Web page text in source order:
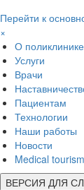
Перейти к
×
О поликлинике
Услуги
Врачи
Пациентам
Технологии
Наши работы
Новости
Medical tourism
ВЕРСИЯ ДЛЯ